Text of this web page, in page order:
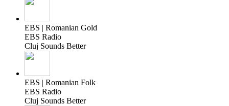
EBS | Romanian Gold
EBS Radio
Cluj Sounds Better
EBS | Romanian Folk
EBS Radio
Cluj Sounds Better